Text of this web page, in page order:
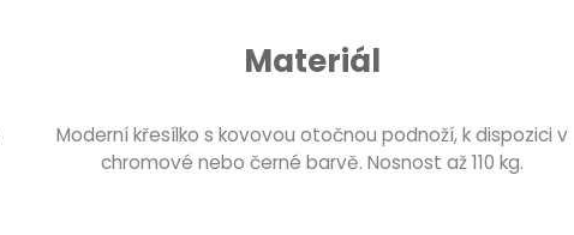
Materiál
Moderní křesílko s kovovou otočnou podnoží, k dispozici v
chromové nebo černé barvě. Nosnost až 110 kg.